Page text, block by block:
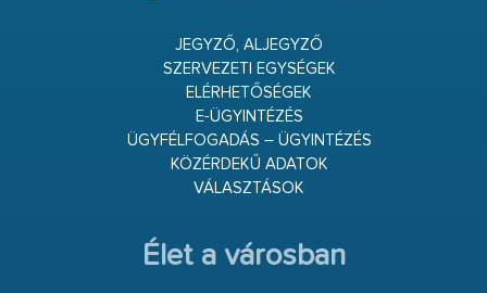
JEGYZŐ, ALJEGYZŐ
SZERVEZETI EGYSÉGEK
ELÉRHETŐSÉGEK
E-ÜGYINTÉZÉS
ÜGYFÉLFOGADÁS – ÜGYINTÉZÉS
KÖZÉRDEKŰ ADATOK
VÁLASZTÁSOK
Élet a városban